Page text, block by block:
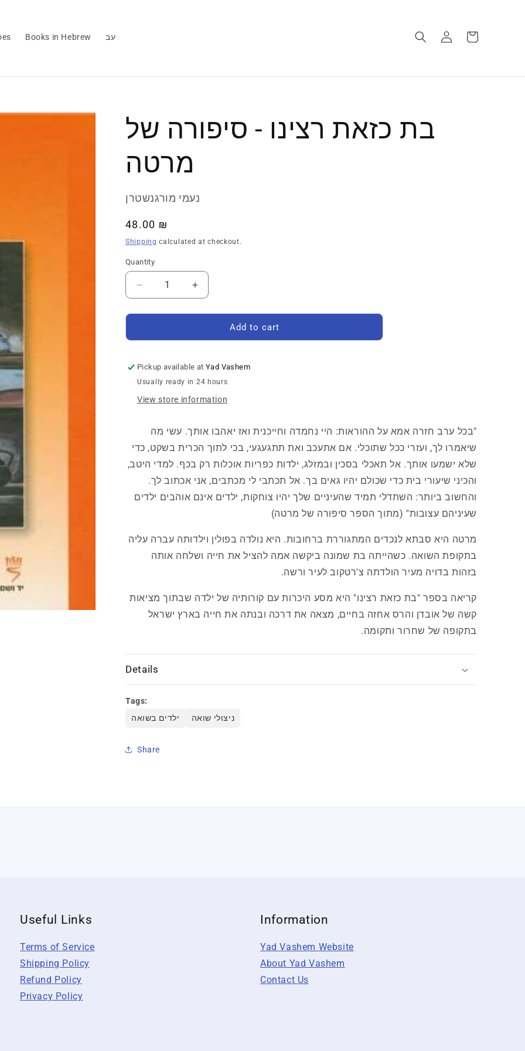
Books in Hebrew עב
in
Cart
בת כזאת רצינו - סיפורה של
מרטה
נעמי מורגנשטרן
Regular
price
48.00 ₪
Shipping calculated at checkout.
Quantity
Quantity
Decrease
quantity
for
כזאת
-
סיפורה
מרטה
Increase
quantity
for
כזאת
-
סיפורה
מרטה
Add to cart
Pickup available atYad Vashem
Usually ready in 24 hours
View store information
"בכל ערב חזרה אמא על ההוראות: היי נחמדה וחייכנית ואז יאהבו אותך. עשי מה
שיאמרו לך, ועזרי ככל שתוכלי. אם אתעכב ואת תתגעגעי, בכי לתוך הכרית בשקט, כדי
שלא ישמעו אותך. אל תאכלי בסכין ובמזלג, ילדות כפריות אוכלות רק בכף. למדי היטב,
והכיני שיעורי בית כדי שכולם יהיו גאים בך. אל תכתבי לי מכתבים, אני אכתוב לך.
והחשוב ביותר: השתדלי תמיד שהעיניים שלך יהיו צוחקות, ילדים אינם אוהבים ילדים
שעיניהם עצובות" (מתוך הספר סיפורה של מרטה)
מרטה היא סבתא לנכדים המתגוררת ברחובות. היא נולדה בפולין וילדותה עברה עליה
בתקופת השואה. כשהייתה בת שמונה ביקשה אמה להציל את חייה ושלחה אותה
בזהות בדויה מעיר הולדתה צ'רטקוב לעיר ורשה.
קריאה בספר "בת כזאת רצינו" היא מסע היכרות עם קורותיה של ילדה שבתוך מציאות
קשה של אובדן והרס אחזה בחיים, מצאה את דרכה ובנתה את חייה בארץ ישראל
בתקופה של שחרור ותקומה.
Details
Tags:
ילדים בשואה
ניצולי שואה
Share
Useful Links
Terms of Service
Shipping Policy
Refund Policy
Privacy Policy
Information
Yad Vashem Website
About Yad Vashem
Contact Us